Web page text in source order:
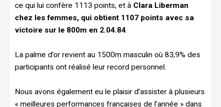
ce qui lui confère 1113 points, et à Clara Liberman
chez les femmes, qui obtient 1107 points avec sa
victoire sur le 800m en 2.04.84.
La palme d’or revient au 1500m masculin où 83,9% des
participants ont réalisé leur record personnel.
Nous avons également eu le plaisir d’assister à plusieurs
« meilleures performances françaises de l’année » dans